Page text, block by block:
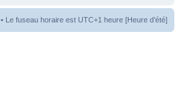
• Le fuseau horaire est UTC+1 heure [Heure d’été]